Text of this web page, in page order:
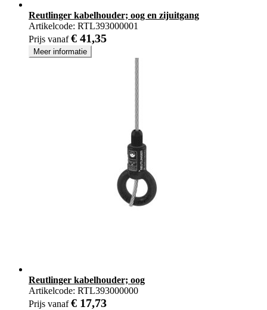
Reutlinger kabelhouder; oog en zijuitgang
Artikelcode: RTL393000001
Prijs vanaf € 41,35
Meer informatie
Reutlinger kabelhouder; oog
Artikelcode: RTL393000000
Prijs vanaf € 17,73